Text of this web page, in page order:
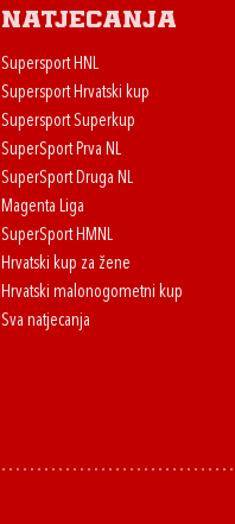
Natjecanja
Supersport HNL
Supersport Hrvatski kup
Supersport Superkup
SuperSport Prva NL
SuperSport Druga NL
Magenta Liga
SuperSport HMNL
Hrvatski kup za žene
Hrvatski malonogometni kup
Sva natjecanja